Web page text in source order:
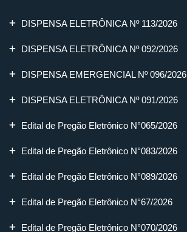
DISPENSA ELETRÔNICA Nº 113/2026
DISPENSA ELETRÔNICA Nº 092/2026
DISPENSA EMERGENCIAL Nº 096/2026
DISPENSA ELETRÔNICA Nº 091/2026
Edital de Pregão Eletrônico N°065/2026
Edital de Pregão Eletrônico N°083/2026
Edital de Pregão Eletrônico N°089/2026
Edital de Pregão Eletrônico N°67/2026
Edital de Pregão Eletrônico N°070/2026